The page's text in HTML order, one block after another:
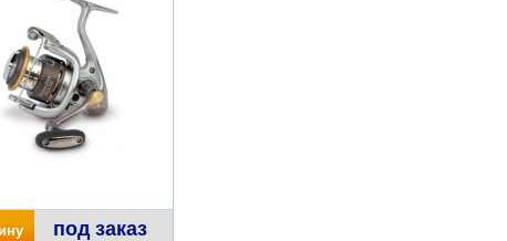
под заказ